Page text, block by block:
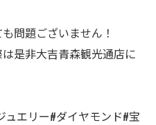
問題ございません！
是非大吉青森観光通店に
エリー#ダイヤモンド#宝